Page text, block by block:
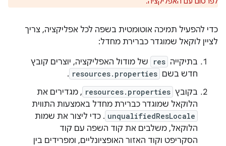
כדי להפעיל תמיכה אוטומטית בשפה לכל אפליקציה, צריך
לציין לוקאל שמוגדר כברירת מחדל:
בתיקייה res
של מודול האפליקציה, יוצרים קובץ
חדש בשם resources.properties
.
בקובץ resources.properties , מגדירים את
הלוקאל שמוגדר כברירת מחדל באמצעות התווית
unqualifiedResLocale . כדי ליצור את שמות
הלוקאל, משלבים את קוד השפה עם קוד
הסקריפט וקוד האזור האופציונליים, ומפרידים בין